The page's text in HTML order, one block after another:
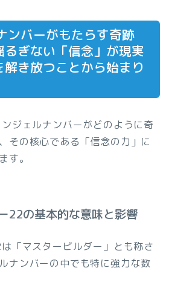
ンバーがもたらす奇跡
るぎない「信念」が現実
き放つことから始まり
ジェルナンバーがどのように奇
その核心である「信念の力」に
す。
22の基本的な意味と影響
「マスタービルダー」とも称さ
ナンバーの中でも特に強力な数